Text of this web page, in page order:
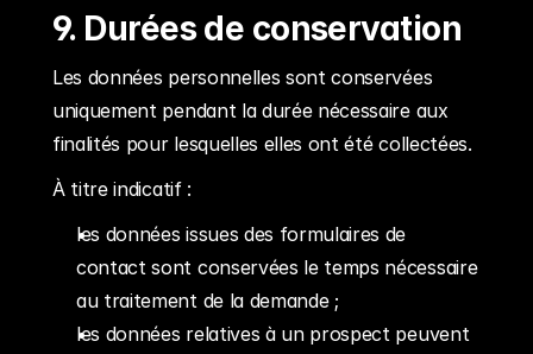
9. Durées de conservation
Les données personnelles sont conservées
uniquement pendant la durée nécessaire aux
finalités pour lesquelles elles ont été collectées.
À titre indicatif :
les données issues des formulaires de
contact sont conservées le temps nécessaire
au traitement de la demande ;
les données relatives à un prospect peuvent